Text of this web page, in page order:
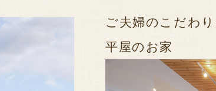
ご夫婦のこだわ
平屋のお家